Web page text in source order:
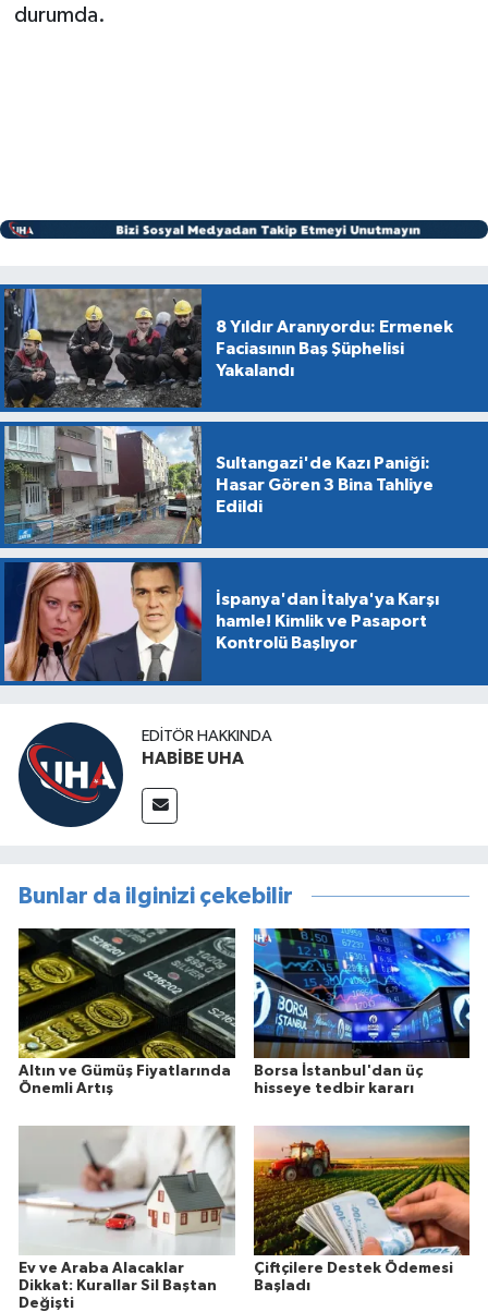
durumda.
8 Yıldır Aranıyordu: Ermenek
Faciasının Baş Şüphelisi
Yakalandı
Sultangazi'de Kazı Paniği:
Hasar Gören 3 Bina Tahliye
Edildi
İspanya'dan İtalya'ya Karşı
hamle! Kimlik ve Pasaport
Kontrolü Başlıyor
EDITÖR HAKKINDA
HABİBE UHA
Bunlar da ilginizi çekebilir
Altın ve Gümüş Fiyatlarında
Önemli Artış
Borsa İstanbul'dan üç
hisseye tedbir kararı
Ev ve Araba Alacaklar
Dikkat: Kurallar Sil Baştan
Değişti
Çiftçilere Destek Ödemesi
Başladı